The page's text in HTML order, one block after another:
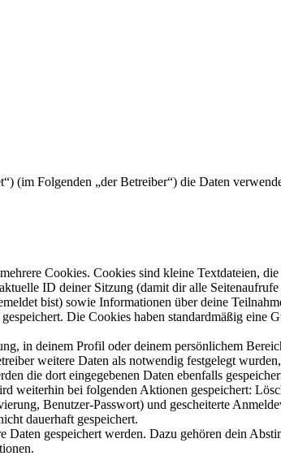
(im Folgenden „der Betreiber“) die Daten
Cookies. Cookies sind kleine Textdateien,
ID deiner Sitzung (damit dir alle
bist) sowie Informationen über deine
Die Cookies haben standardmäßig
in deinem Profil oder deinem persönlichem
weitere Daten als notwendig festgelegt
die dort eingegebenen Daten ebenfalls
weiterhin bei folgenden Aktionen gespeichert:
Benutzer-Passwort) und gescheiterte
dauerhaft gespeichert.
gespeichert werden. Dazu gehören dein